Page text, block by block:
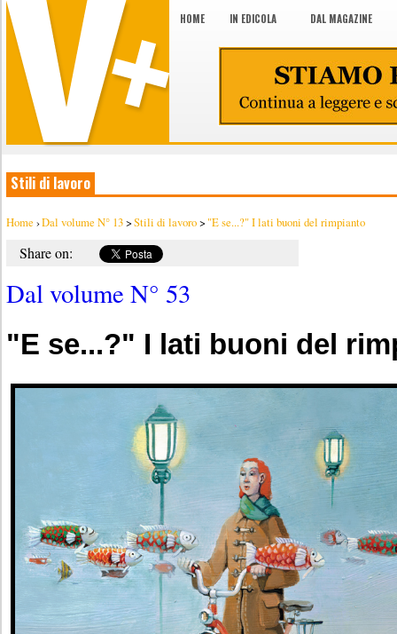
HOME IN EDICOLA DAL MAGAZINE
Stili di lavoro
Home ›Dal volume N° 13>Stili di lavoro> "E se...?" I lati buoni del rimpianto
Share on:
Dal volume N° 53
"E se...?" I lati buoni del